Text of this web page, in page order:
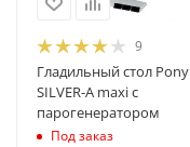
9
Гладильный стол Pony
SILVER-А maxi с
парогенератором
Под заказ